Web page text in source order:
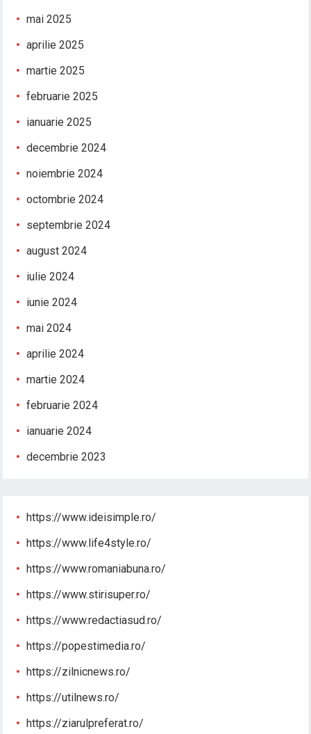
mai 2025
aprilie 2025
martie 2025
februarie 2025
ianuarie 2025
decembrie 2024
noiembrie 2024
octombrie 2024
septembrie 2024
august 2024
iulie 2024
iunie 2024
mai 2024
aprilie 2024
martie 2024
februarie 2024
ianuarie 2024
decembrie 2023
https://www.ideisimple.ro/
https://www.life4style.ro/
https://www.romaniabuna.ro/
https://www.stirisuper.ro/
https://www.redactiasud.ro/
https://popestimedia.ro/
https://zilnicnews.ro/
https://utilnews.ro/
https://ziarulpreferat.ro/